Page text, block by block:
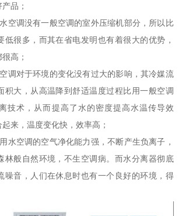
品；
空调没有一般空调的室外压缩机部分，所以比
低很多，而其在省电发明也有着很大的优势，
高；
调对于环境的变化没有过大的影响，其冷媒流
积大，从高温降到舒适温度过程比用一般空调
技术，从而提高了水的密度提高水温传导效
来，温度变化快，效率高；
水空调的空气净化能力强，不断产生负离子，
林般自然环境，不生空调病。而水分离器彻底
噪音，人们在休息时也有一个良好的环境，得